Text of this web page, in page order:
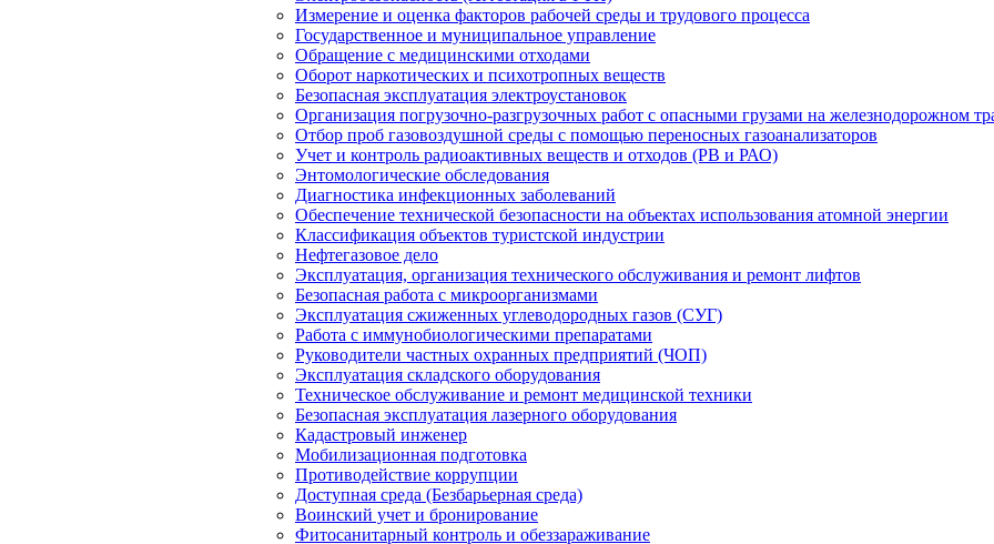
Измерение и оценка факторов рабочей среды и трудового процесса
Государственное и муниципальное управление
Обращение с медицинскими отходами
Оборот наркотических и психотропных веществ
Безопасная эксплуатация электроустановок
Организация погрузочно-разгрузочных работ с опасными грузами на железнодорожном
Отбор проб газовоздушной среды с помощью переносных газоанализаторов
Учет и контроль радиоактивных веществ и отходов (РВ и РАО)
Энтомологические обследования
Диагностика инфекционных заболеваний
Обеспечение технической безопасности на объектах использования атомной энергии
Классификация объектов туристской индустрии
Нефтегазовое дело
Эксплуатация, организация технического обслуживания и ремонт лифтов
Безопасная работа с микроорганизмами
Эксплуатация сжиженных углеводородных газов (СУГ)
Работа с иммунобиологическими препаратами
Руководители частных охранных предприятий (ЧОП)
Эксплуатация складского оборудования
Техническое обслуживание и ремонт медицинской техники
Безопасная эксплуатация лазерного оборудования
Кадастровый инженер
Мобилизационная подготовка
Противодействие коррупции
Доступная среда (Безбарьерная среда)
Воинский учет и бронирование
Фитосанитарный контроль и обеззараживание